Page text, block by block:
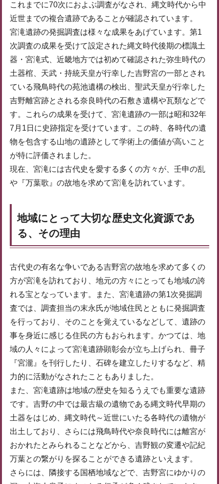
これまでに70次におよぶ調査がなされ、縄文時代から中
近世までの複合遺跡であることが確認されています。
宮滝遺跡の発掘調査は様々な成果をあげています。第1
次調査の成果を受けて設定された縄文時代後期の標識土
器・宮滝式、近畿地方では初めて確認された弥生時代の
土器棺、天武・持統天皇が行幸した吉野宮の一部とされ
ている飛鳥時代の苑池遺構の検出、聖武天皇が行幸した
吉野離宮跡とされる奈良時代の石敷き遺構や瓦類などで
す。これらの成果を受けて、宮滝遺跡の一部は昭和32年
7月1日に史跡指定を受けています。この時、各時代の遺
物を包含する山地の遺跡として学術上の価値が高いこと
が特に評価されました。
現在、宮滝には古代史を愛する多くの方々が、壬申の乱
や『万葉歌』の故地を求めて宮滝を訪れています。
地域にとって大切な歴史文化資源であ
る、その理由
古代史の有名な争いである吉野宮の故地を求めて多くの
方が宮滝を訪れており、地元の方々にとっても地域の誇
れる宝となっています。また、宮滝遺跡の第1次発掘調
査では、調査担当の末永氏が地域住民とともに発掘調査
を行っており、そのことを覚えているなどして、遺跡の
事を身近に感じる住民の方もおられます。かつては、地
域の人々によって宮滝遺跡顕彰会が立ち上げられ、冊子
『宮瀧』を刊行したり、石碑を建立したりするなど、精
力的に活動がなされたこともありました。
また、宮滝遺跡は地域の歴史を知るうえでも重要な遺跡
です。吉野の中では最古級の遺物である縄文時代早期の
土器をはじめ、縄文時代～近世にいたる各時代の遺物が
出土しており、さらには飛鳥時代や奈良時代には離宮が
おかれたとみられることなどから、吉野観の変遷や記紀
万葉との繋がりを探ることができる遺跡といえます。
さらには、隣接する国栖地域などで、吉野宮にゆかりの